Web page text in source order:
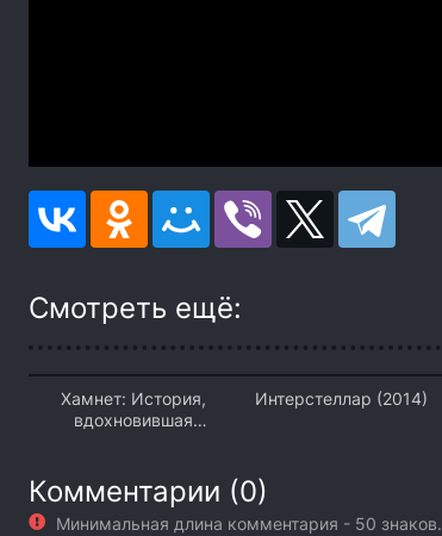
Смотреть ещё:
Хамнет: История,
вдохновившая
Интерстеллар (2014)
Комментарии (0)
Минимальная длина комментария - 50